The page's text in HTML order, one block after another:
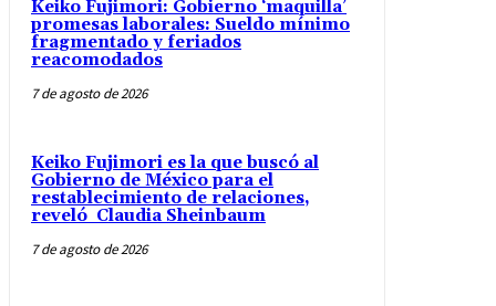
Keiko Fujimori: Gobierno ‘maquilla’
promesas laborales: Sueldo mínimo
fragmentado y feriados
reacomodados
7 de agosto de 2026
Keiko Fujimori es la que buscó al
Gobierno de México para el
restablecimiento de relaciones,
reveló Claudia Sheinbaum
7 de agosto de 2026